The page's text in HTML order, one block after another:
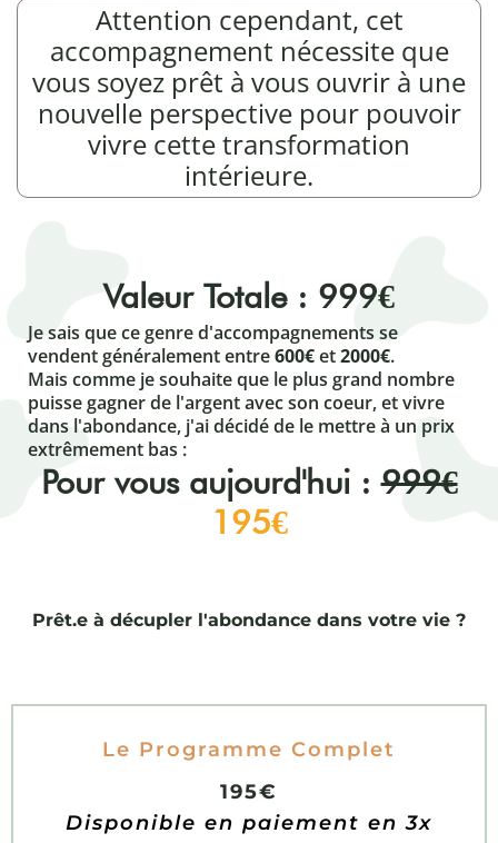
Attention cependant, cet
accompagnement nécessite que
vous soyez prêt à vous ouvrir à une
nouvelle perspective pour pouvoir
vivre cette transformation
intérieure.
Valeur Totale : 999€
Je sais que ce genre d'accompagnements se
vendent généralement entre600€et2000€.
Mais comme je souhaite que le plus grand nombre
puisse gagner de l'argent avec son coeur, et vivre
dans l'abondance, j'ai décidé de le mettre à un prix
extrêmement bas :
Pour vous aujourd'hui :999€
195€
Prêt.e à décupler l'abondance dans votre vie ?
Le Programme Complet
195€
Disponible en paiement en 3x